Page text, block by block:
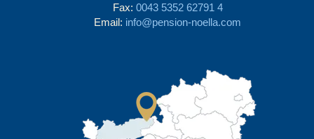
Fax: 0043 5352 62791 4
Email: info@pension-noella.com